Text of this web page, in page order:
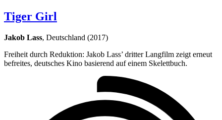
Tiger Girl
Jakob Lass, Deutschland (2017)
Freiheit durch Reduktion: Jakob Lass’ dritter Langfilm zeigt erneut
befreites, deutsches Kino basierend auf einem Skelettbuch.